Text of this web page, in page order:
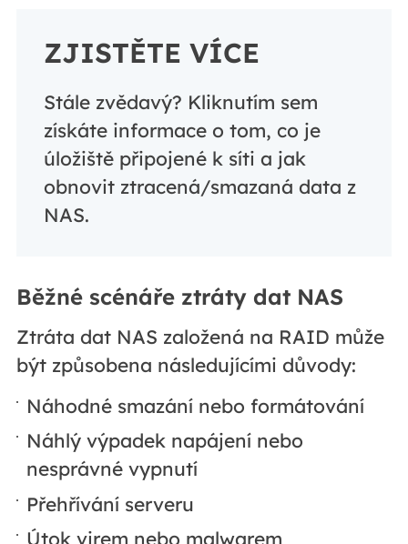
ZJISTĚTE VÍCE
Stále zvědavý? Kliknutím sem
získáte informace o tom, co je
úložiště připojené k síti a jak
obnovit ztracená/smazaná data z
NAS.
Běžné scénáře ztráty dat NAS
Ztráta dat NAS založená na RAID může
být způsobena následujícími důvody:
Náhodné smazání nebo formátování
Náhlý výpadek napájení nebo
nesprávné vypnutí
Přehřívání serveru
Útok virem nebo malwarem